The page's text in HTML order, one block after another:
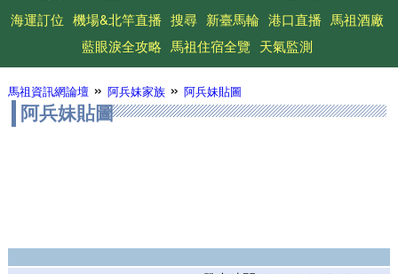
海運訂位 機場&北竿直播 搜尋 新臺馬輪 港口直播 馬祖酒廠
藍眼淚全攻略 馬祖住宿全覽 天氣監測
馬祖資訊網論壇» 阿兵妹家族» 阿兵妹貼圖
阿兵妹貼圖